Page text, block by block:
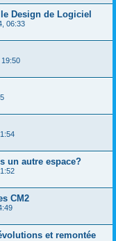
Design de Logiciel
06:33
19:50
un autre espace?
CM2
et remontée